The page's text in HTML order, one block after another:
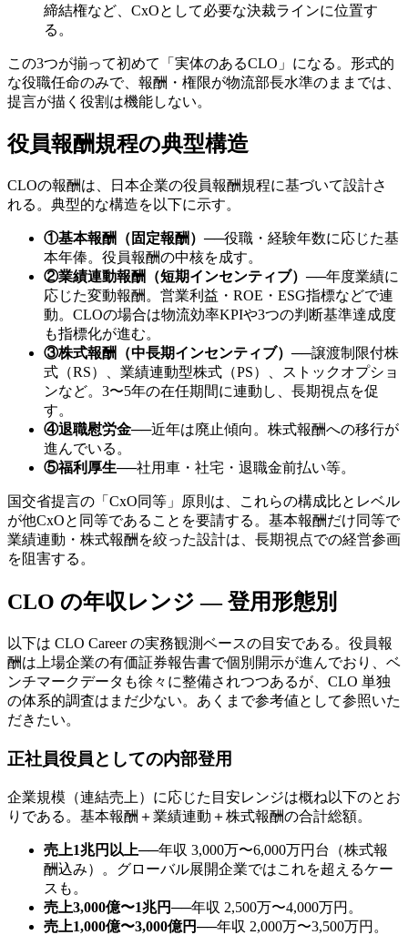
締結権など、CxOとして必要な決裁ラインに位置す
る。
この3つが揃って初めて「実体のあるCLO」になる。形式的
な役職任命のみで、報酬・権限が物流部長水準のままでは、
提言が描く役割は機能しない。
役員報酬規程の典型構造
CLOの報酬は、日本企業の役員報酬規程に基づいて設計さ
れる。典型的な構造を以下に示す。
①基本報酬（固定報酬） ──役職・経験年数に応じた基
本年俸。役員報酬の中核を成す。
②業績連動報酬（短期インセンティブ） ──年度業績に
応じた変動報酬。営業利益・ROE・ESG指標などで連
動。CLOの場合は物流効率KPIや3つの判断基準達成度
も指標化が進む。
③株式報酬（中長期インセンティブ） ──譲渡制限付株
式（RS）、業績連動型株式（PS）、ストックオプショ
ンなど。3〜5年の在任期間に連動し、長期視点を促
す。
④退職慰労金──近年は廃止傾向。株式報酬への移行が
進んでいる。
⑤福利厚生──社用車・社宅・退職金前払い等。
国交省提言の「CxO同等」原則は、これらの構成比とレベル
が他CxOと同等であることを要請する。基本報酬だけ同等で
業績連動・株式報酬を絞った設計は、長期視点での経営参画
を阻害する。
CLO の年収レンジ — 登用形態別
以下は CLO Career の実務観測ベースの目安である。役員報
酬は上場企業の有価証券報告書で個別開示が進んでおり、ベ
ンチマークデータも徐々に整備されつつあるが、CLO 単独
の体系的調査はまだ少ない。あくまで参考値として参照いた
だきたい。
正社員役員としての内部登用
企業規模（連結売上）に応じた目安レンジは概ね以下のとお
りである。基本報酬＋業績連動＋株式報酬の合計総額。
売上1兆円以上──年収 3,000万〜6,000万円台（株式報
酬込み）。グローバル展開企業ではこれを超えるケー
スも。
売上3,000億〜1兆円──年収 2,500万〜4,000万円。
売上1,000億〜3,000億円──年収 2,000万〜3,500万円。